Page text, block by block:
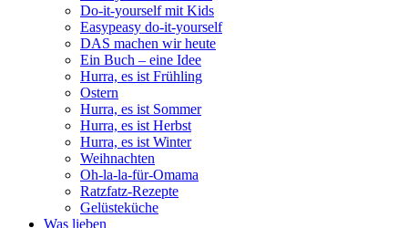
Do-it-yourself mit Kids
Easypeasy do-it-yourself
DAS machen wir heute
Ein Buch – eine Idee
Hurra, es ist Frühling
Ostern
Hurra, es ist Sommer
Hurra, es ist Herbst
Hurra, es ist Winter
Weihnachten
Oh-la-la-für-Omama
Ratzfatz-Rezepte
Gelüsteküche
Was lieben